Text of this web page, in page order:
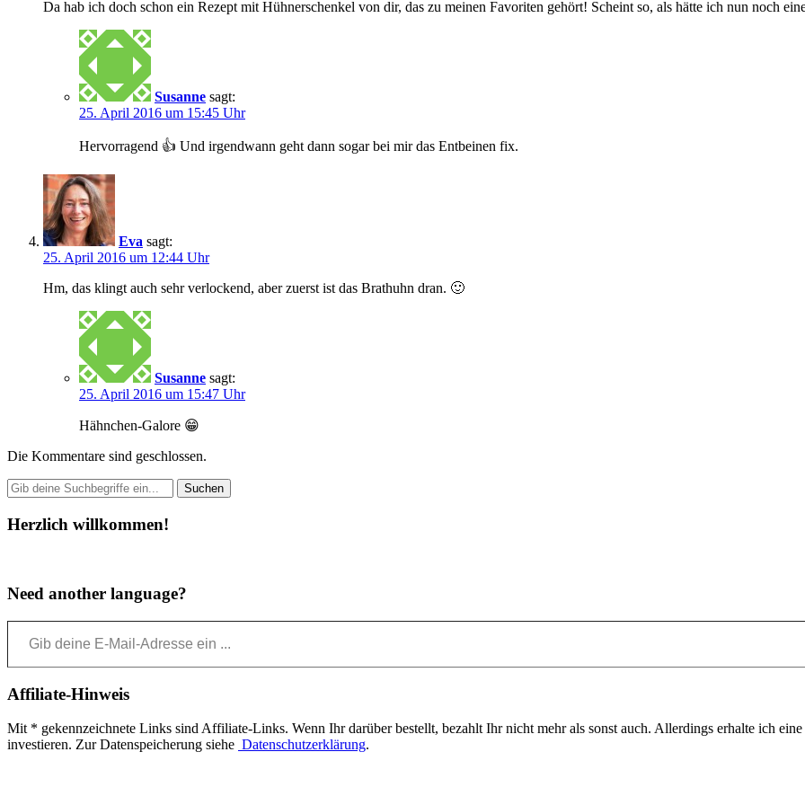
Da hab ich doch schon ein Rezept mit Hühnerschenkel von dir, das zu meinen Favoriten gehört! Scheint so, als hätte ich nun noch
Susanne sagt:
25. April 2016 um 15:45 Uhr
Hervorragend 👍 Und irgendwann geht dann sogar bei mir das Entbeinen fix.
Eva sagt:
25. April 2016 um 12:44 Uhr
Hm, das klingt auch sehr verlockend, aber zuerst ist das Brathuhn dran. 🙂
Susanne sagt:
25. April 2016 um 15:47 Uhr
Hähnchen-Galore 😁
Die Kommentare sind geschlossen.
Herzlich willkommen!
Need another language?
Gib deine E-Mail-Adresse ein ...
Affiliate-Hinweis
Mit * gekennzeichnete Links sind Affiliate-Links. Wenn Ihr darüber bestellt, bezahlt Ihr nicht mehr als sonst auch. Allerdings erhalte ich
investieren. Zur Datenspeicherung siehe Datenschutzerklärung.